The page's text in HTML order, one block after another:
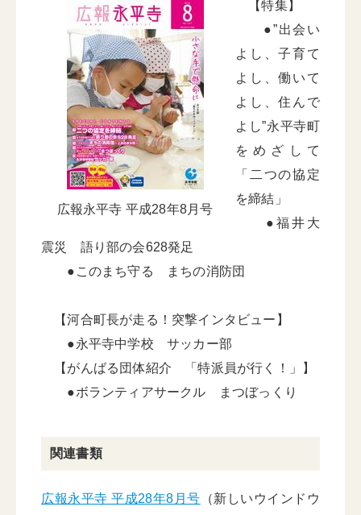
広報永平寺 平成28年8月号
【特集】
●”出会い
よし、子育て
よし、働いて
よし、住んで
よし”永平寺町
をめざして
「二つの協定
を締結」
●福井大
震災 語り部の会628発足
●このまち守る まちの消防団
【河合町長が走る！突撃インタビュー】
●永平寺中学校 サッカー部
【がんばる団体紹介 「特派員が行く！」】
●ボランティアサークル まつぼっくり
関連書類
広報永平寺 平成28年8月号 （新しいウインドウ